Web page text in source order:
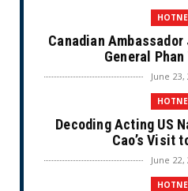
Canadian
General
June 23,
Decoding Acting US
Cao’s Visit
June 22,